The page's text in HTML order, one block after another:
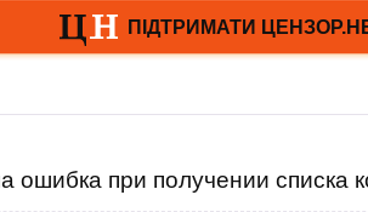
ошибка при получении списка